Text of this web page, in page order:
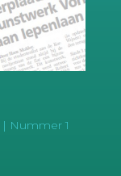
| Nummer 1